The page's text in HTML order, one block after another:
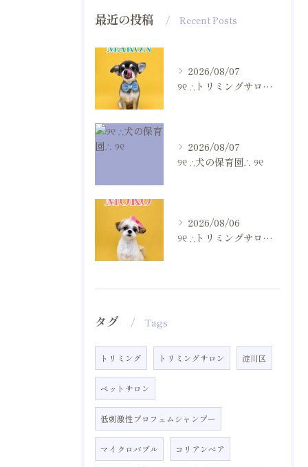
最近の投稿 Recent Posts
2026/08/07
୨୧ ∴トリミングサロン∴ ୨୧
2026/08/07
୨୧ ∴犬の保育園∴ ୨୧
2026/08/06
୨୧ ∴トリミングサロン∴ ୨୧
タグ Tags
トリミング トリミングサロン 淀川区
ペットサロン
低刺激性プロフェムシャンプー
マイクロバブル コリアンベア